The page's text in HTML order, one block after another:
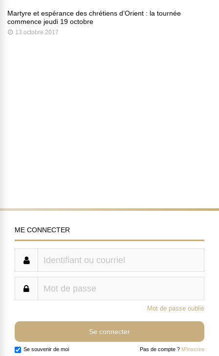
Martyre et espérance des chrétiens d’Orient : la tournée
commence jeudi 19 octobre
13 octobre 2017
ME CONNECTER
Mot de passe oublié
Se souvenir de moi Pas de compte ? M'inscrire